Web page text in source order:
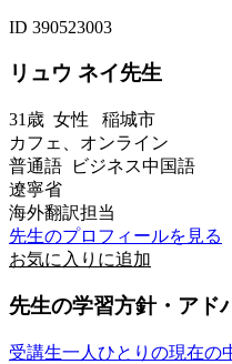
ID 390523003
リュウ ネイ先生
31歳 女性 稲城市
カフェ、オンライン
普通語 ビジネス中国語
遼寧省
海外翻訳担当
先生のプロフィールを見る
お気に入りに追加
先生の学習方針・アド
受講生一人ひとりの現在の